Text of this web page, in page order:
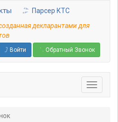
Парсер КТС
декларантами для
Войти Обратный Звонок